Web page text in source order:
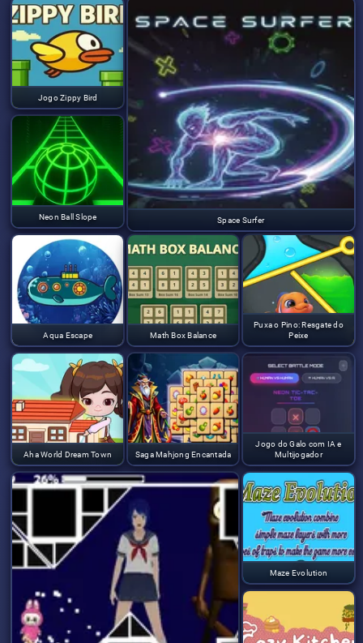
Jogo Zippy Bird
Space Surfer
Neon Ball Slope
Aqua Escape Math Box Balance
Puxa o Pino: Resgate do
Peixe
Aha World Dream Town Saga Mahjong Encantada
Jogo do Galo com IA e
Multijogador
Maze Evolution